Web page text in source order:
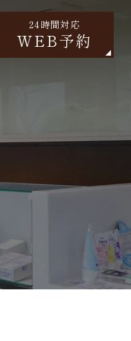
24時間対応
WEB予約